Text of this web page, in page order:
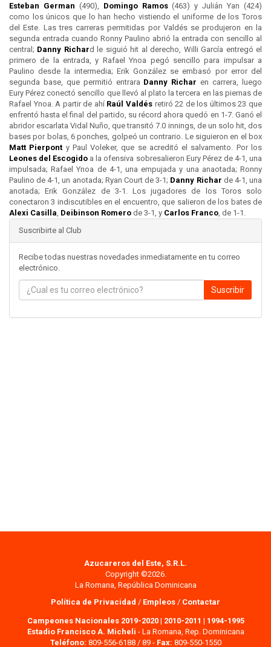
Esteban German (490), Domingo Ramos(463) y Julián Yan (424)
como los únicos que lo han hecho vistiendo el uniforme de los Toros
del Este. Las tres carreras permitidas por Valdés se produjeron en la
segunda entrada cuando Ronny Paulino abrió la entrada con sencillo al
central; Danny Richard le siguió hit al derecho, Willi García entregó el
primero de la entrada, y Rafael Ynoa pegó sencillo para impulsar a
Paulino desde la intermedia; Erik González se embasó por error del
segunda base, que permitió entrara Danny Richar en carrera, luego
Eury Pérez conectó sencillo que llevó al plato la tercera en las piernas de
Rafael Ynoa. A partir de ahí Raúl Valdés retiró 22 de los últimos 23 que
enfrentó hasta el final del partido, su récord ahora quedó en 1-7. Ganó el
abridor escarlata Vidal Nuño, que transitó 7.0 innings, de un solo hit, dos
bases por bolas, 6 ponches, golpeó un contrario. Le siguieron en el box
Matt Pierpont y Paul Voleker, que se acreditó el salvamento. Por los
Leones del Escogido a la ofensiva sobresalieron Eury Pérez de 4-1, una
impulsada; Rafael Ynoa de 4-1, una empujada y una anaotada; Ronny
Paulino de 4-1, un anotada; Ryan Court de 3-1; Danny Richar de 4-1, una
anotada; Erik González de 3-1. Los jugadores de los Toros solo
conectaron 3 indiscutibles en el encuentro, que salieron de los bates de
Alexi Casilla Deibinson Romero de 3-1, y Carlos Franco , de 1-1.
Suscribirte al Club
Recibe todas nuestras novedades inmediatamente en tu correo
electrónico.
Suscribir
Azucareros del Este, S.R.L.
Copyright ©2026.
La Romana, República Dominicana
Política de Privacidad / Empleos / Contactar
Campeones Nacionales 2019-2020| 2010-2011 | 1994-1995
Estadio Francisco A. Micheli - La Romana, Rep. Dominicana
Teléfono: 809-556-6188 / 89 - Fax: 809-550-1550